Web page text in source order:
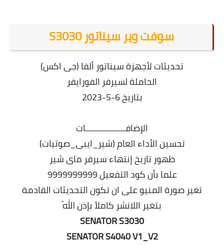
سوفت وير سيناتور S3030
تحديثات لأجهزة سيناتور ألفا (جى اكس)
الحاملة لسيرفر الفورايفر
بتاريخ 6-5-2023
الإضافــــــــــــــــات
تحسين الأداء العام (شير_ايبى_صوتيات)
ظهور تاريخ إنتهاء سيرفر ماى شير
علما بأن كود التفعيل 9999999999
تغير صورة المنيو على ان تكون التحديثات القادمة
بتغير اللانشر كاملاً بإذن اللّه
SENATOR S3030
SENATOR S4040 V1_V2